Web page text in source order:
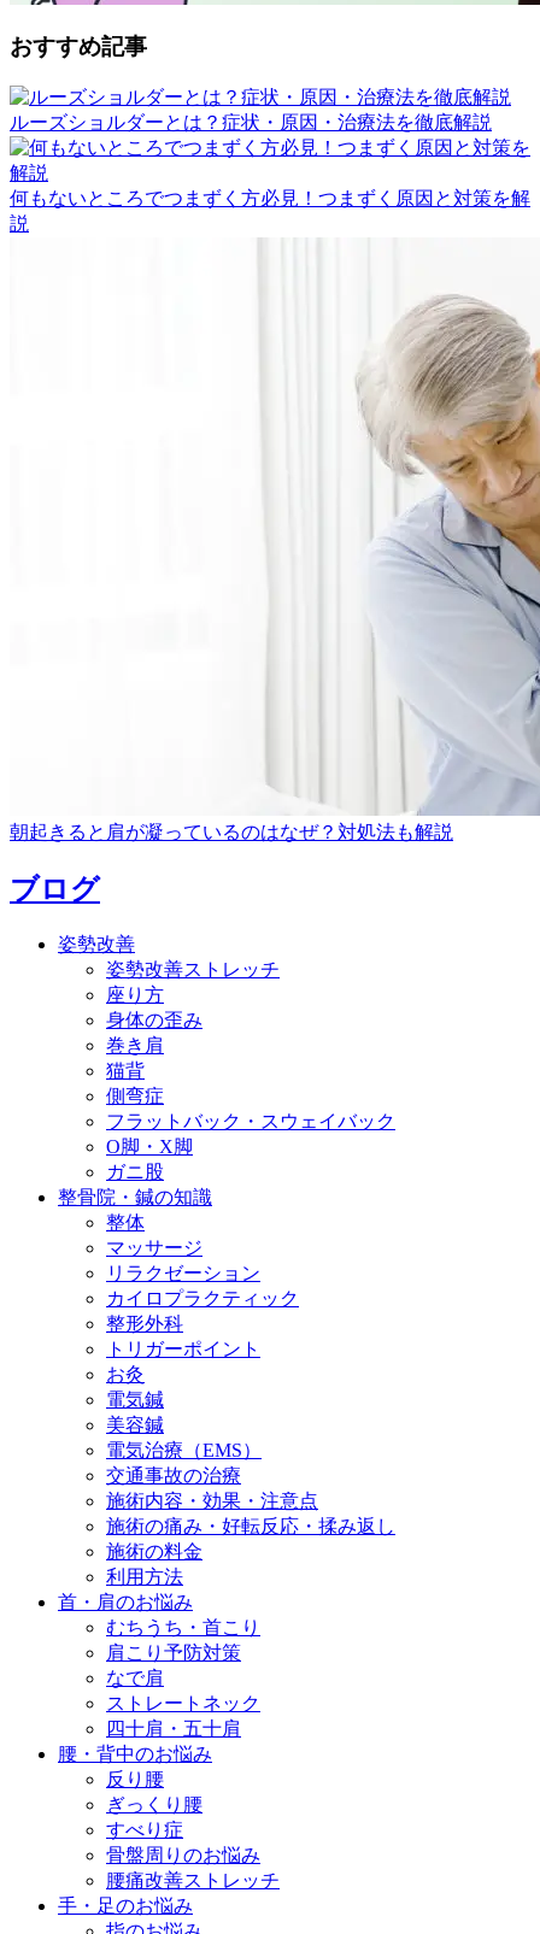
おすすめ記事
ルーズショルダーとは？症状・原因・治療法を徹底解説
何もないところでつまずく方必見！つまずく原因と対策を解
説
朝起きると肩が凝っているのはなぜ？対処法も解説
ブログ
姿勢改善
姿勢改善ストレッチ
座り方
身体の歪み
巻き肩
猫背
側弯症
フラットバック・スウェイバック
O脚・X脚
ガニ股
整骨院・鍼の知識
整体
マッサージ
リラクゼーション
カイロプラクティック
整形外科
トリガーポイント
お灸
電気鍼
美容鍼
電気治療（EMS）
交通事故の治療
施術内容・効果・注意点
施術の痛み・好転反応・揉み返し
施術の料金
利用方法
首・肩のお悩み
むちうち・首こり
肩こり予防対策
なで肩
ストレートネック
四十肩・五十肩
腰・背中のお悩み
反り腰
ぎっくり腰
すべり症
骨盤周りのお悩み
腰痛改善ストレッチ
手・足のお悩み